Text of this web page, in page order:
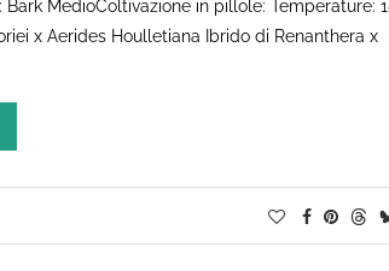
MedioColtivazione in pillole: Temperature:
x Aerides Houlletiana Ibrido di Renanthera x